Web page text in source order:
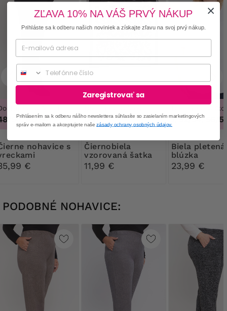
veľkosti
50, 52/54
s
€
UNI.
Čiernobiela
vzorovaná šatka
11,99 €
Dostupné
48/50, 52/54, 56/
Biela pletená
blúzka
23,99 €
PODOBNÉ NOHAVICE:
ZĽAVA 10% NA VÁŠ PRVÝ NÁKUP
Prihláste sa k odberu našich noviniek a získajte zľavu na svoj prvý nákup.
Phone
Zaregistrovať sa
Prihlásením sa k odberu nášho newslettera súhlasíte so zasielaním marketingových
správ e-mailom a akceptujete našezásady ochrany osobných údajov.